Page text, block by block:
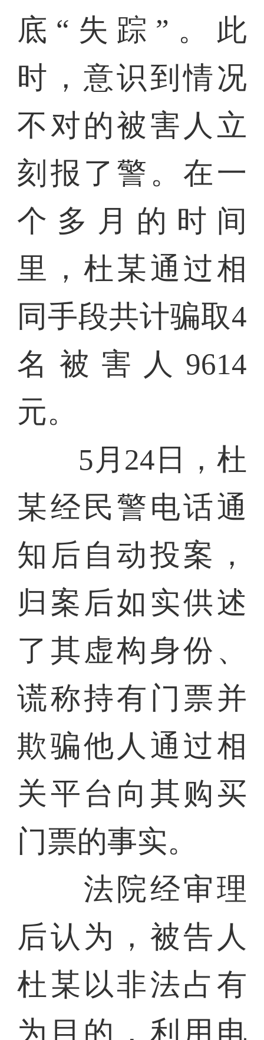
底“失踪”。此
时，意识到情况
不对的被害人立
刻报了警。在一
个多月的时间
里，杜某通过相
同手段共计骗取4
名被害人9614
元。
5月24日，杜
某经民警电话通
知后自动投案，
归案后如实供述
了其虚构身份、
谎称持有门票并
欺骗他人通过相
关平台向其购买
门票的事实。
法院经审理
后认为，被告人
杜某以非法占有
为目的，利用电